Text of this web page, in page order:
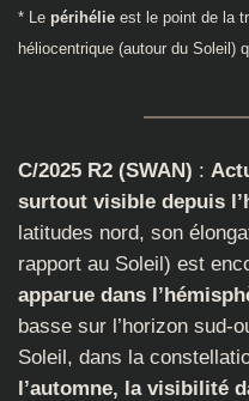
* Le périhélie est le point de la
héliocentrique (autour du Soleil)
C/2025 R2 (SWAN) :
surtout visible depuis
latitudes nord, son
rapport au Soleil) est
apparue dans
basse sur l’horizon sud-
Soleil, dans la
l’automne, la visibilité